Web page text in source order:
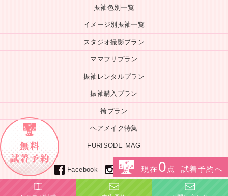
現在 0 点 試着予約へ
振袖色別一覧
イメージ別振袖一覧
スタジオ撮影プラン
ママフリプラン
振袖レンタルプラン
振袖購入プラン
袴プラン
ヘアメイク特集
FURISODE MAG
Facebook instagram Line